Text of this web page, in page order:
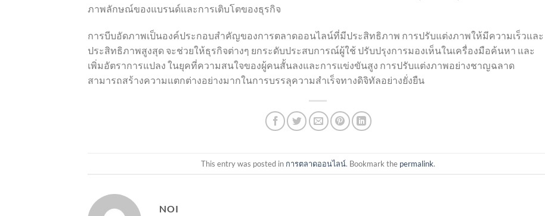
ภาพลักษณ์ของแบรนด์และการเติบโตของธุรกิจ
การบีบอัดภาพเป็นองค์ประกอบสำคัญของการตลาดออนไลน์ที่มีประสิทธิภาพ การปรับแต่งภาพให้มีความเร็วและ
ประสิทธิภาพสูงสุด จะช่วยให้ธุรกิจต่างๆ ยกระดับประสบการณ์ผู้ใช้ ปรับปรุงการมองเห็นในเครื่องมือค้นหา และ
เพิ่มอัตราการแปลง ในยุคที่ความสนใจของผู้คนสั้นลงและการแข่งขันสูง การปรับแต่งภาพอย่างชาญฉลาด
สามารถสร้างความแตกต่างอย่างมากในการบรรลุความสำเร็จทางดิจิทัลอย่างยั่งยืน
This entry was posted in การตลาดออนไลน์. Bookmark the permalink.
NOI